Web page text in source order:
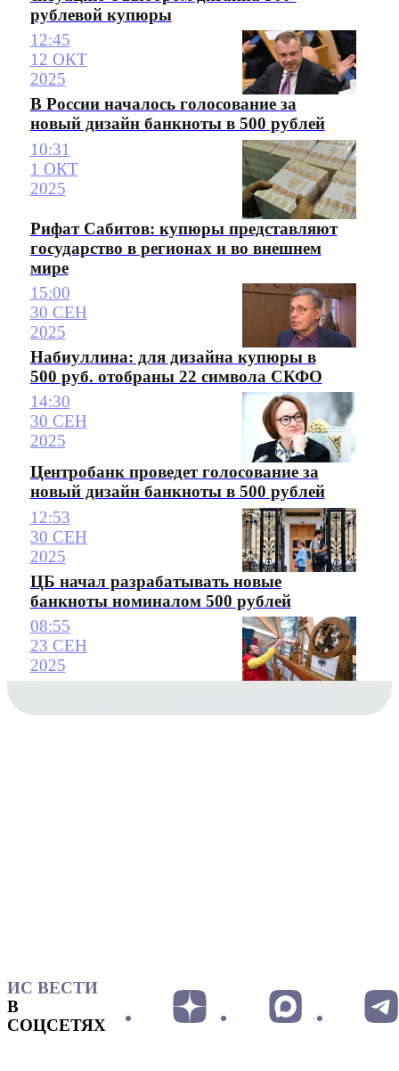
рублевой купюры
12:45
12 ОКТ
2025
В России началось голосование за
новый дизайн банкноты в 500 рублей
10:31
1 ОКТ
2025
Рифат Сабитов: купюры представляют
государство в регионах и во внешнем
мире
15:00
30 СЕН
2025
Набиуллина: для дизайна купюры в
500 руб. отобраны 22 символа СКФО
14:30
30 СЕН
2025
Центробанк проведет голосование за
новый дизайн банкноты в 500 рублей
12:53
30 СЕН
2025
ЦБ начал разрабатывать новые
банкноты номиналом 500 рублей
08:55
23 СЕН
2025
ИС ВЕСТИ
В
СОЦСЕТЯХ